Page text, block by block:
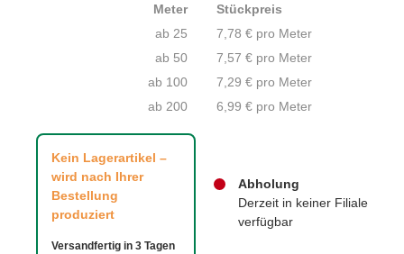
Kein Lagerartikel –
wird nach Ihrer
Bestellung
produziert
Versandfertig in 3 Tagen
Abholung
Derzeit in keiner Filiale
verfügbar
Meter
Stückpreis
ab 25
7,78 € pro Meter
ab 50
7,57 € pro Meter
ab 100
7,29 € pro Meter
ab 200
6,99 € pro Meter